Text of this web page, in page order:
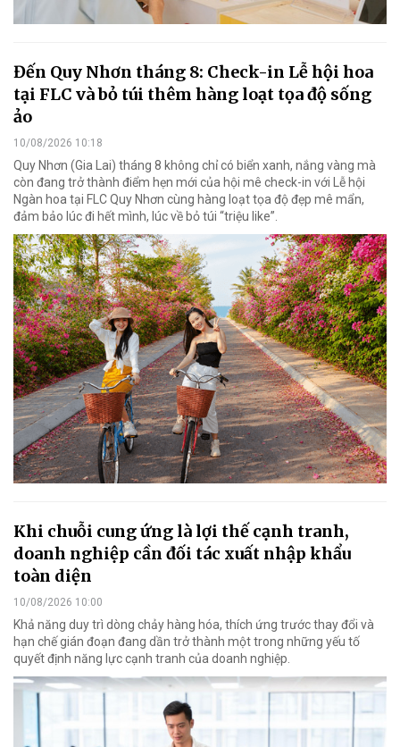
Đến Quy Nhơn tháng 8: Check-in Lễ hội hoa
tại FLC và bỏ túi thêm hàng loạt tọa độ sống
ảo
10/08/2026 10:18
Quy Nhơn (Gia Lai) tháng 8 không chỉ có biển xanh, nắng vàng mà
còn đang trở thành điểm hẹn mới của hội mê check-in với Lễ hội
Ngàn hoa tại FLC Quy Nhơn cùng hàng loạt tọa độ đẹp mê mẩn,
đảm bảo lúc đi hết mình, lúc về bỏ túi “triệu like”.
Khi chuỗi cung ứng là lợi thế cạnh tranh,
doanh nghiệp cần đối tác xuất nhập khẩu
toàn diện
10/08/2026 10:00
Khả năng duy trì dòng chảy hàng hóa, thích ứng trước thay đổi và
hạn chế gián đoạn đang dần trở thành một trong những yếu tố
quyết định năng lực cạnh tranh của doanh nghiệp.